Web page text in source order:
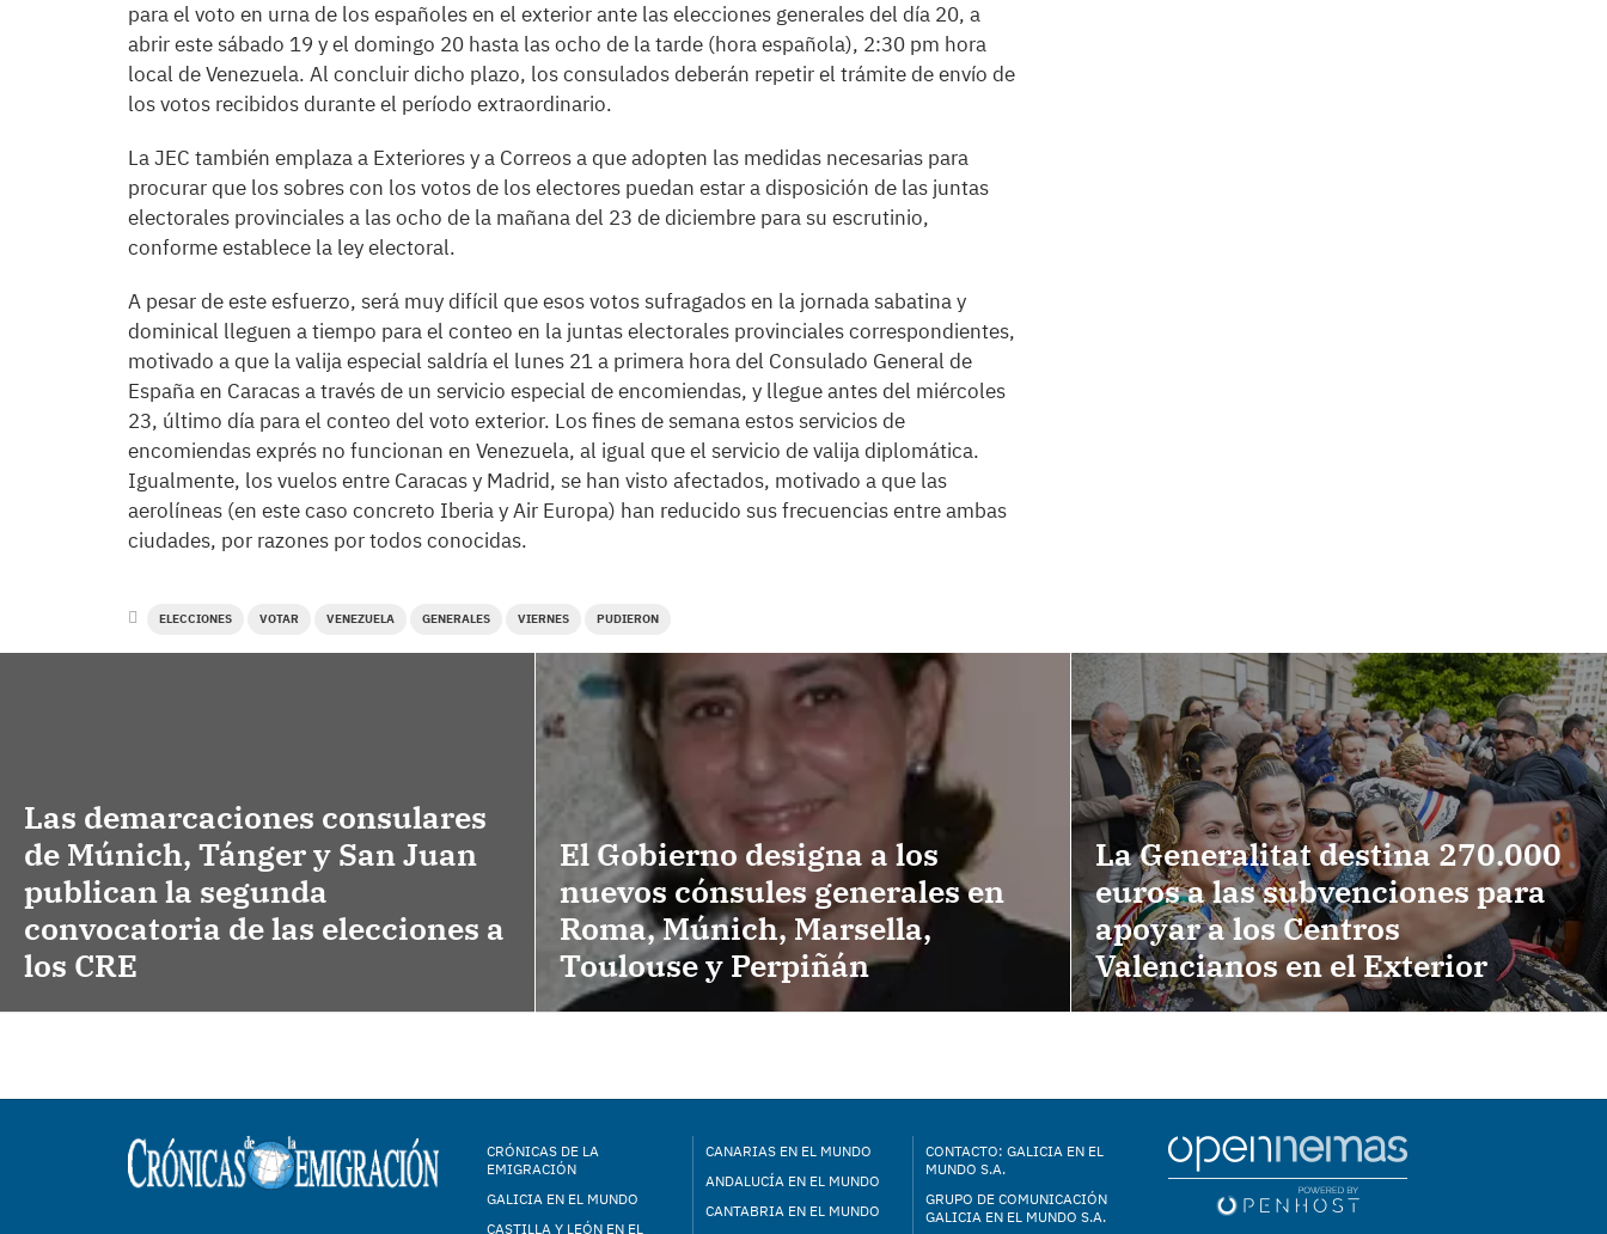
para el voto en urna de los españoles en el exterior ante las elecciones generales del día 20, a
abrir este sábado 19 y el domingo 20 hasta las ocho de la tarde (hora española), 2:30 pm hora
local de Venezuela. Al concluir dicho plazo, los consulados deberán repetir el trámite de envío de
los votos recibidos durante el período extraordinario.
La JEC también emplaza a Exteriores y a Correos a que adopten las medidas necesarias para
procurar que los sobres con los votos de los electores puedan estar a disposición de las juntas
electorales provinciales a las ocho de la mañana del 23 de diciembre para su escrutinio,
conforme establece la ley electoral.
A pesar de este esfuerzo, será muy difícil que esos votos sufragados en la jornada sabatina y
dominical lleguen a tiempo para el conteo en la juntas electorales provinciales correspondientes,
motivado a que la valija especial saldría el lunes 21 a primera hora del Consulado General de
España en Caracas a través de un servicio especial de encomiendas, y llegue antes del miércoles
23, último día para el conteo del voto exterior. Los fines de semana estos servicios de
encomiendas exprés no funcionan en Venezuela, al igual que el servicio de valija diplomática.
Igualmente, los vuelos entre Caracas y Madrid, se han visto afectados, motivado a que las
aerolíneas (en este caso concreto Iberia y Air Europa) han reducido sus frecuencias entre ambas
ciudades, por razones por todos conocidas.
ELECCIONES VOTAR VENEZUELA GENERALES VIERNES PUDIERON
Las demarcaciones consulares
de Múnich, Tánger y San Juan
publican la segunda
convocatoria de las elecciones a
los CRE
El Gobierno designa a los
nuevos cónsules generales en
Roma, Múnich, Marsella,
Toulouse y Perpiñán
La Generalitat destina 270.000
euros a las subvenciones para
apoyar a los Centros
Valencianos en el Exterior
CRÓNICAS DE LA
EMIGRACIÓN
GALICIA EN EL MUNDO
CASTILLA Y LEÓN EN EL
CANARIAS EN EL MUNDO
ANDALUCÍA EN EL MUNDO
CANTABRIA EN EL MUNDO
CONTACTO: GALICIA EN EL
MUNDO S.A.
GRUPO DE COMUNICACIÓN
GALICIA EN EL MUNDO S.A.